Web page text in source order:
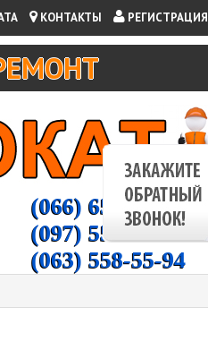
КОНТАКТЫ РЕГИСТРАЦИЯ
(066) 65-000-94
(097) 55-00-266
(063) 558-55-94